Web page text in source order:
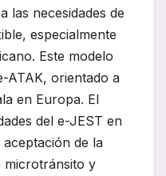
las necesidades de
especialmente
Este modelo
ATAK, orientado a
en Europa. El
del e-JEST en
de la
microtránsito y